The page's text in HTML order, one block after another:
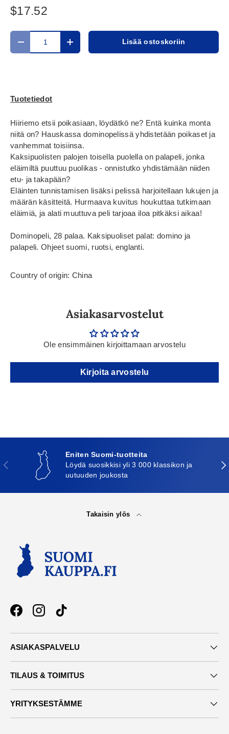
$17.52
Määrä
Translation missing: fi.cart.items.decrease_quantity
Translation missing:Lisää ostoskoriin
Tuotetiedot
Hiiriemo etsii poikasiaan, löydätkö ne? Entä kuinka monta
niitä on? Hauskassa dominopelissä yhdistetään poikaset ja
vanhemmat toisiinsa. ​
Kaksipuolisten palojen toisella puolella on palapeli, jonka
eläimiltä puuttuu puolikas - onnistutko yhdistämään niiden
etu- ja takapään? ​
Eläinten tunnistamisen lisäksi pelissä harjoitellaan lukujen ja
määrän käsitteitä. Hurmaava kuvitus houkuttaa tutkimaan
eläimiä, ja alati muuttuva peli tarjoaa iloa pitkäksi aikaa!​
Dominopeli, 28 palaa. Kaksipuoliset palat: domino ja
palapeli. Ohjeet suomi, ruotsi, englanti.
Country of origin: China
Asiakasarvostelut
Ole ensimmäinen kirjoittamaan arvostelu
Kirjoita arvostelu
Edellinen
Eniten Suomi-tuotteita
Löydä suosikkisi yli 3 000 klassikon ja
uutuuden joukosta
Takaisin ylös
FacebookInstagramTikTok
ASIAKASPALVELU
TILAUS & TOIMITUS
YRITYKSESTÄMME